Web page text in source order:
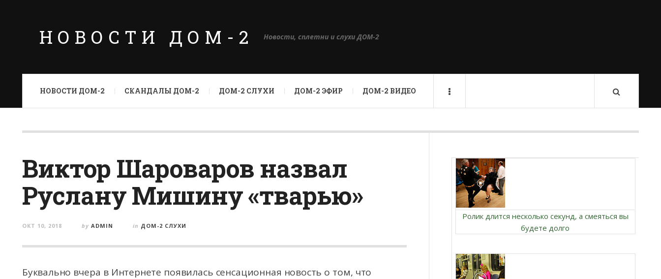
НОВОСТИ ДОМ-2 Новости, сплетни и слухи ДОМ-2
НОВОСТИ ДОМ-2 СКАНДАЛЫ ДОМ-2 ДОМ-2 СЛУХИ ДОМ-2 ЭФИР ДОМ-2 ВИДЕО
Виктор Шароваров назвал
Руслану Мишину «тварью»
ОКТ 10, 2018 by ADMIN in ДОМ-2 СЛУХИ
Буквально вчера в Интернете появилась сенсационная новость о том, что
Ролик длится несколько секунд, а смеяться вы
будете долго